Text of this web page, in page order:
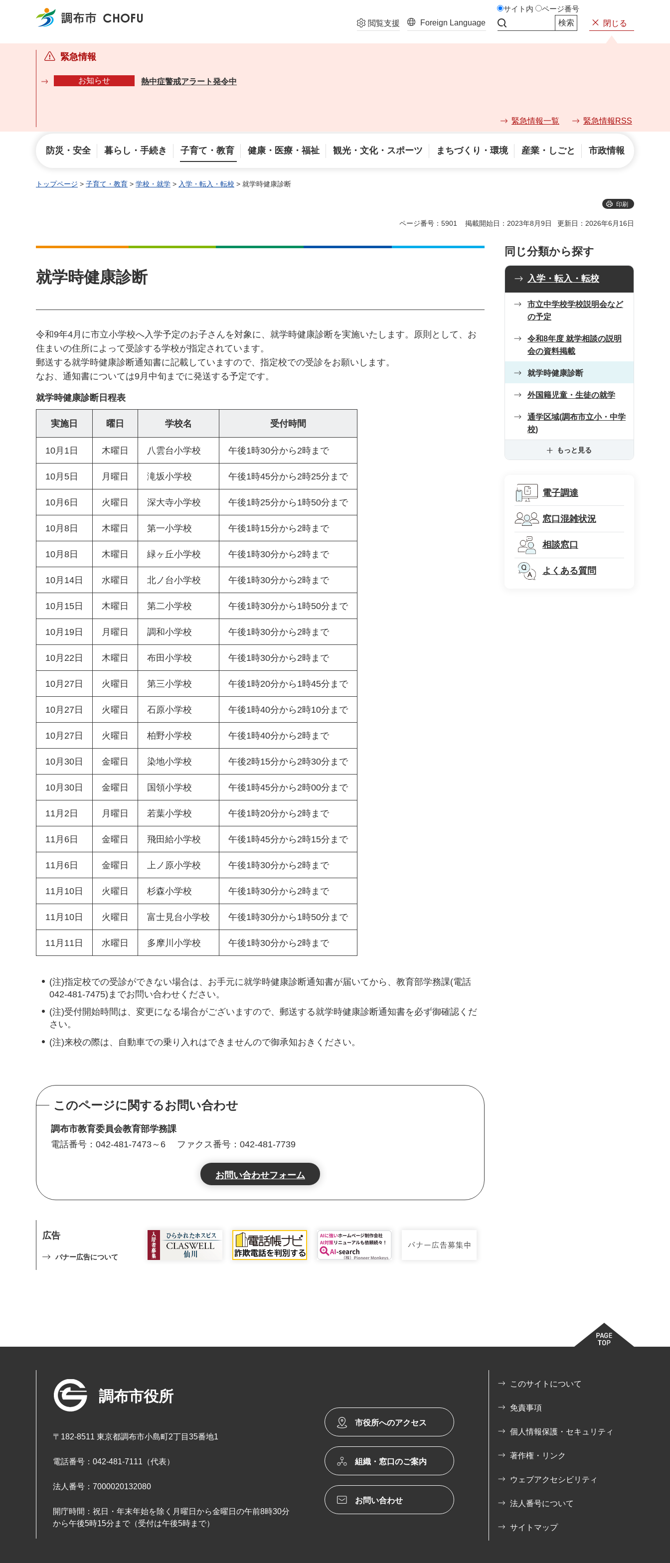
調布市 閲覧支援 Foreign Language
サイト内 ページ番号
閉じる
緊急情報
お知らせ 熱中症警戒アラート発令中
緊急情報一覧 緊急情報RSS
防災・安全 暮らし・手続き 子育て・教育 健康・医療・福祉 観光・文化・スポーツ まちづくり・環境 産業・しごと 市政情報
トップページ > 子育て・教育 > 学校・就学 > 入学・転入・転校 > 就学時健康診断
印刷
ページ番号：5901 掲載開始日：2023年8月9日 更新日：2026年6月16日
就学時健康診断
令和9年4月に市立小学校へ入学予定のお子さんを対象に、就学時健康診断を実施いたします。原則として、お
住まいの住所によって受診する学校が指定されています。
郵送する就学時健康診断通知書に記載していますので、指定校での受診をお願いします。
なお、通知書については9月中旬までに発送する予定です。
就学時健康診断日程表
実施日 曜日 学校名 受付時間
10月1日 木曜日 八雲台小学校 午後1時30分から2時まで
10月5日 月曜日 滝坂小学校 午後1時45分から2時25分まで
10月6日 火曜日 深大寺小学校 午後1時25分から1時50分まで
10月8日 木曜日 第一小学校 午後1時15分から2時まで
10月8日 木曜日 緑ヶ丘小学校 午後1時30分から2時まで
10月14日 水曜日 北ノ台小学校 午後1時30分から2時まで
10月15日 木曜日 第二小学校 午後1時30分から1時50分まで
10月19日 月曜日 調和小学校 午後1時30分から2時まで
10月22日 木曜日 布田小学校 午後1時30分から2時まで
10月27日 火曜日 第三小学校 午後1時20分から1時45分まで
10月27日 火曜日 石原小学校 午後1時40分から2時10分まで
10月27日 火曜日 柏野小学校 午後1時40分から2時まで
10月30日 金曜日 染地小学校 午後2時15分から2時30分まで
10月30日 金曜日 国領小学校 午後1時45分から2時00分まで
11月2日 月曜日 若葉小学校 午後1時20分から2時まで
11月6日 金曜日 飛田給小学校 午後1時45分から2時15分まで
11月6日 金曜日 上ノ原小学校 午後1時30分から2時まで
11月10日 火曜日 杉森小学校 午後1時30分から2時まで
11月10日 火曜日 富士見台小学校 午後1時30分から1時50分まで
11月11日 水曜日 多摩川小学校 午後1時30分から2時まで
(注)指定校での受診ができない場合は、お手元に就学時健康診断通知書が届いてから、教育部学務課(電話
042-481-7475)までお問い合わせください。
(注)受付開始時間は、変更になる場合がございますので、郵送する就学時健康診断通知書を必ず御確認くだ
さい。
(注)来校の際は、自動車での乗り入れはできませんので御承知おきください。
このページに関するお問い合わせ
調布市教育委員会教育部学務課
電話番号：042-481-7473～6
ファクス番号：042-481-7739
広告
バナー広告について
同じ分類から探す
入学・転入・転校
市立中学校学校説明会など
の予定
令和8年度 就学相談の説明
会の資料掲載
就学時健康診断
外国籍児童・生徒の就学
通学区域(調布市立小・中学
校)
もっと見る
電子調達
窓口混雑状況
相談窓口
よくある質問
調布市役所
〒182-8511 東京都調布市小島町2丁目35番地1
電話番号：042-481-7111（代表）
法人番号：7000020132080
開庁時間：祝日・年末年始を除く月曜日から金曜日の午前8時30分
から午後5時15分まで（受付は午後5時まで）
市役所へのアクセス
組織・窓口のご案内
お問い合わせ
このサイトについて
免責事項
個人情報保護・セキュリティ
著作権・リンク
ウェブアクセシビリティ
法人番号について
サイトマップ